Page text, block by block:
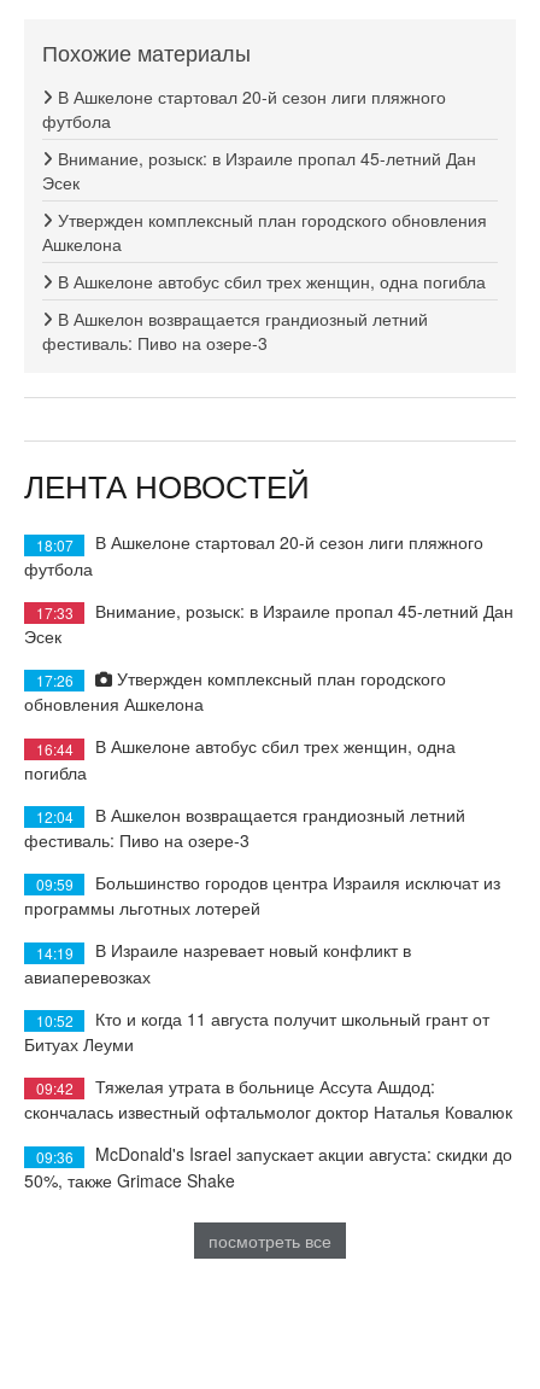
Похожие материалы
В Ашкелоне стартовал 20-й сезон лиги пляжного
футбола
Внимание, розыск: в Израиле пропал 45-летний Дан
Эсек
Утвержден комплексный план городского обновления
Ашкелона
В Ашкелоне автобус сбил трех женщин, одна погибла
В Ашкелон возвращается грандиозный летний
фестиваль: Пиво на озере-3
ЛЕНТА НОВОСТЕЙ
18:07
В Ашкелоне стартовал 20-й сезон лиги пляжного
футбола
17:33
Внимание, розыск: в Израиле пропал 45-летний Дан
Эсек
17:26
Утвержден комплексный план городского
обновления Ашкелона
16:44
В Ашкелоне автобус сбил трех женщин, одна
погибла
12:04
В Ашкелон возвращается грандиозный летний
фестиваль: Пиво на озере-3
09:59
Большинство городов центра Израиля исключат из
программы льготных лотерей
14:19
В Израиле назревает новый конфликт в
авиаперевозках
10:52
Кто и когда 11 августа получит школьный грант от
Битуах Леуми
09:42
Тяжелая утрата в больнице Ассута Ашдод:
скончалась известный офтальмолог доктор Наталья Ковалюк
09:36
McDonald's Israel запускает акции августа: скидки до
50%, также Grimace Shake
посмотреть все